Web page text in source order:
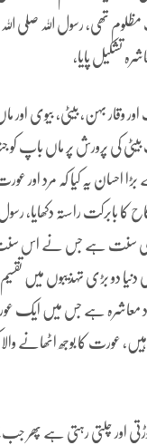
تھی، رسول اللہ صلی اللہ
تشکیل پایا،
وقار بہن، بیٹی، بیوی
کی پرورش پر ماں باپ
احسان یہ کیا کہ مرد اور
بابرکت راستہ دکھایا، رسول
میری سنت ہے جس نے اس
دو بڑی تہذیبوں میں
معاشرہ ہے جس میں ایک
عورت کا بوجھ اٹھانے
اور چلتی رہتی ہے پھر جب